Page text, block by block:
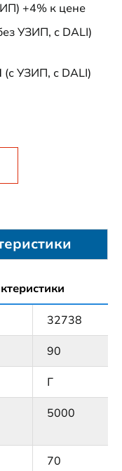
+4% к цене
УЗИП, с DALI)
(с УЗИП, с DALI)
32738
90
Г
5000
70